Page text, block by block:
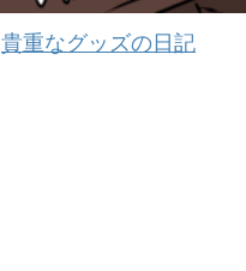
貴重なグッズの日記